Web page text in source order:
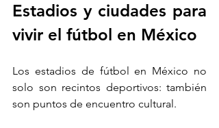
Estadios y ciudades para
vivir el fútbol en México
Los estadios de fútbol en México no
solo son recintos deportivos: también
son puntos de encuentro cultural.